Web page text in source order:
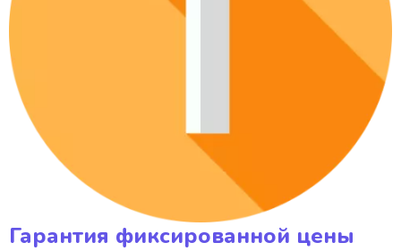
Гарантия фиксированной цены